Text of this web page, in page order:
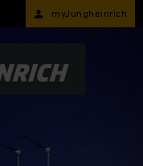
myJungheinrich